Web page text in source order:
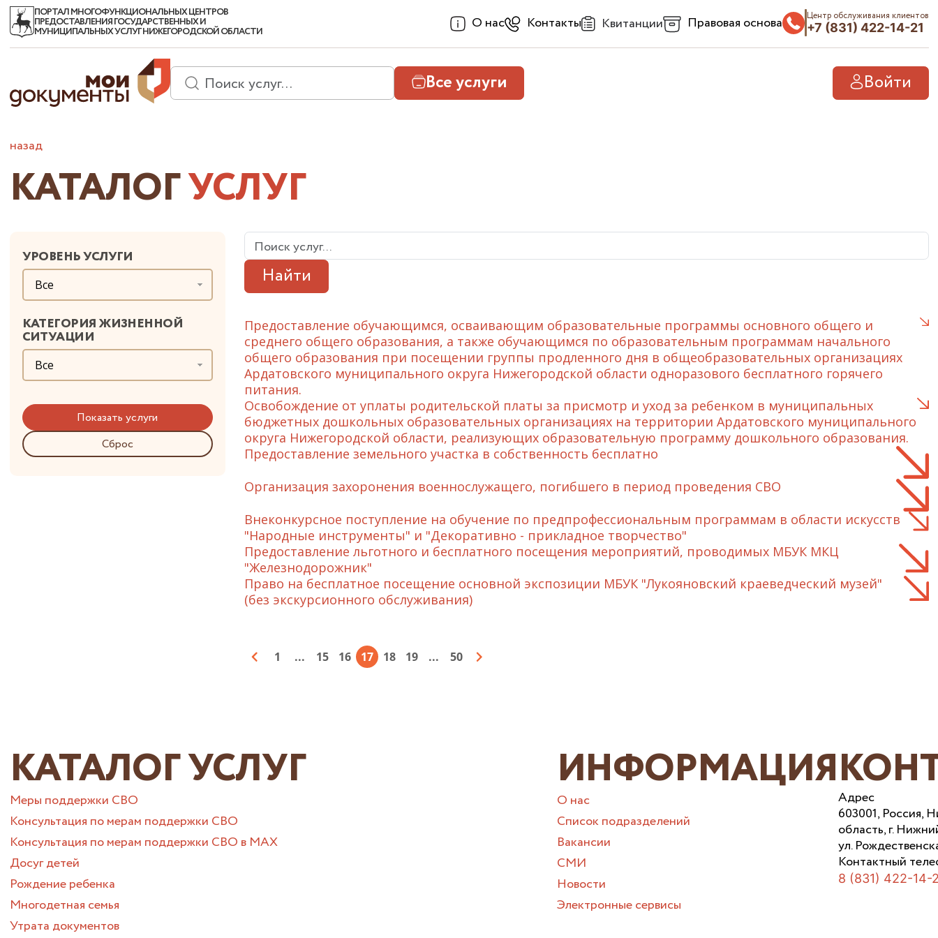
ПОРТАЛ МНОГОФУНКЦИОНАЛЬНЫХ ЦЕНТРОВ
ПРЕДОСТАВЛЕНИЯ ГОСУДАРСТВЕННЫХ И
МУНИЦИПАЛЬНЫХ УСЛУГ НИЖЕГОРОДСКОЙ ОБЛАСТИ О нас Контакты Квитанции Правовая основа Центр обслуживания клиентов
+7 (831) 422-14-21
Все услуги Войти
назад
КАТАЛОГУСЛУГ
УРОВЕНЬ УСЛУГИ
Все
КАТЕГОРИЯ ЖИЗНЕННОЙ
СИТУАЦИИ
Все
Сброс
Найти
Предоставление обучающимся, осваивающим образовательные программы основного общего и
среднего общего образования, а также обучающимся по образовательным программам начального
общего образования при посещении группы продленного дня в общеобразовательных организациях
Ардатовского муниципального округа Нижегородской области одноразового бесплатного горячего
питания.
Освобождение от уплаты родительской платы за присмотр и уход за ребенком в муниципальных
бюджетных дошкольных образовательных организациях на территории Ардатовского муниципального
округа Нижегородской области, реализующих образовательную программу дошкольного образования.
Предоставление земельного участка в собственность бесплатно
Организация захоронения военнослужащего, погибшего в период проведения СВО
Внеконкурсное поступление на обучение по предпрофессиональным программам в области искусств
"Народные инструменты" и "Декоративно - прикладное творчество"
Предоставление льготного и бесплатного посещения мероприятий, проводимых МБУК МКЦ
"Железнодорожник"
Право на бесплатное посещение основной экспозиции МБУК "Лукояновский краеведческий музей"
(без экскурсионного обслуживания)
1 ... 15 16 17 18 19 ... 50
КАТАЛОГ УСЛУГ
Меры поддержки СВО
Консультация по мерам поддержки СВО
Консультация по мерам поддержки СВО в МАХ
Досуг детей
Рождение ребенка
Многодетная семья
Утрата документов
ИНФОРМАЦИЯ
О нас
Список подразделений
Вакансии
СМИ
Новости
Электронные сервисы
Адрес
603001, Россия,
область, г.
ул.
Контактный
8 (831) 422-14-